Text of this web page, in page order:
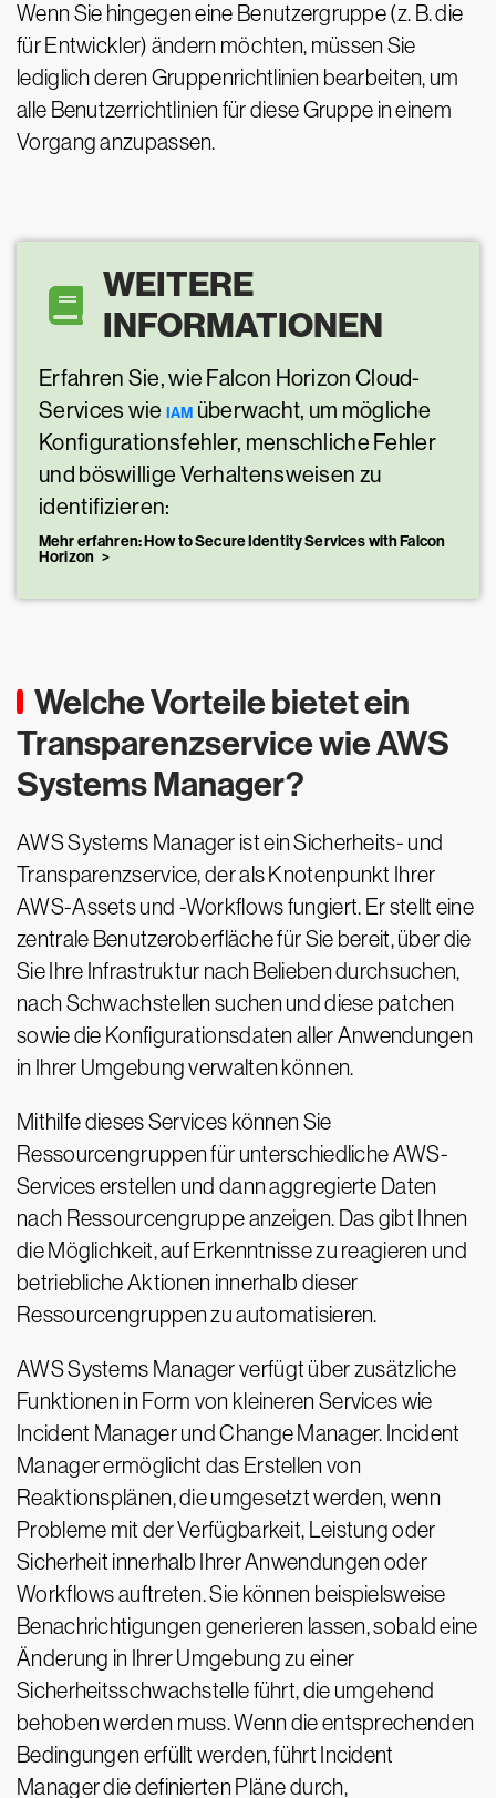
Wenn Sie hingegen eine Benutzergruppe (z. B. die
für Entwickler) ändern möchten, müssen Sie
lediglich deren Gruppenrichtlinien bearbeiten, um
alle Benutzerrichtlinien für diese Gruppe in einem
Vorgang anzupassen.
WEITERE
INFORMATIONEN
Erfahren Sie, wie Falcon Horizon Cloud-
Services wie IAM überwacht, um mögliche
Konfigurationsfehler, menschliche Fehler
und böswillige Verhaltensweisen zu
identifizieren:
Mehr erfahren: How to Secure Identity Services with Falcon
Horizon
Welche Vorteile bietet ein
Transparenzservice wie AWS
Systems Manager?
AWS Systems Manager ist ein Sicherheits- und
Transparenzservice, der als Knotenpunkt Ihrer
AWS-Assets und -Workflows fungiert. Er stellt eine
zentrale Benutzeroberfläche für Sie bereit, über die
Sie Ihre Infrastruktur nach Belieben durchsuchen,
nach Schwachstellen suchen und diese patchen
sowie die Konfigurationsdaten aller Anwendungen
in Ihrer Umgebung verwalten können.
Mithilfe dieses Services können Sie
Ressourcengruppen für unterschiedliche AWS-
Services erstellen und dann aggregierte Daten
nach Ressourcengruppe anzeigen. Das gibt Ihnen
die Möglichkeit, auf Erkenntnisse zu reagieren und
betriebliche Aktionen innerhalb dieser
Ressourcengruppen zu automatisieren.
AWS Systems Manager verfügt über zusätzliche
Funktionen in Form von kleineren Services wie
Incident Manager und Change Manager. Incident
Manager ermöglicht das Erstellen von
Reaktionsplänen, die umgesetzt werden, wenn
Probleme mit der Verfügbarkeit, Leistung oder
Sicherheit innerhalb Ihrer Anwendungen oder
Workflows auftreten. Sie können beispielsweise
Benachrichtigungen generieren lassen, sobald eine
Änderung in Ihrer Umgebung zu einer
Sicherheitsschwachstelle führt, die umgehend
behoben werden muss. Wenn die entsprechenden
Bedingungen erfüllt werden, führt Incident
Manager die definierten Pläne durch,